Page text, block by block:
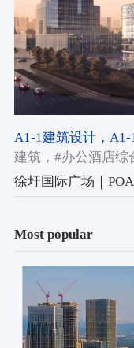
A1-1建筑设计，A1-
建筑 ，#办公酒店综
徐圩国际广场｜
Most popular